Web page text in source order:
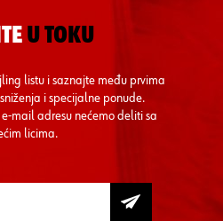
U TOKU
listu i saznajte među prvima
i specijalne ponude.
mail adresu nećemo deliti sa
licima.